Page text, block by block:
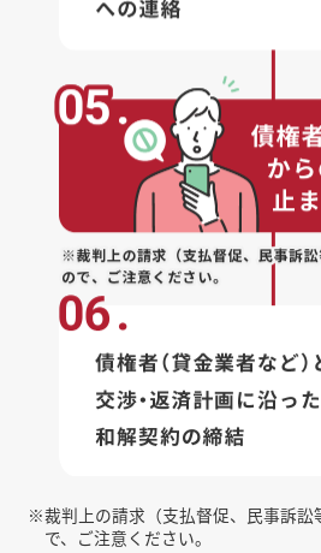
※裁判上の請求（支払督促、民事訴
で、ご注意ください。